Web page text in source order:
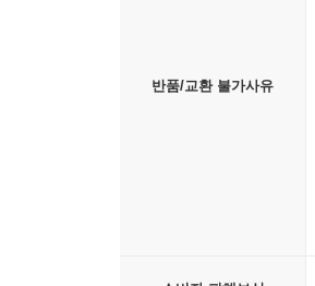
반품/교환 불가사유